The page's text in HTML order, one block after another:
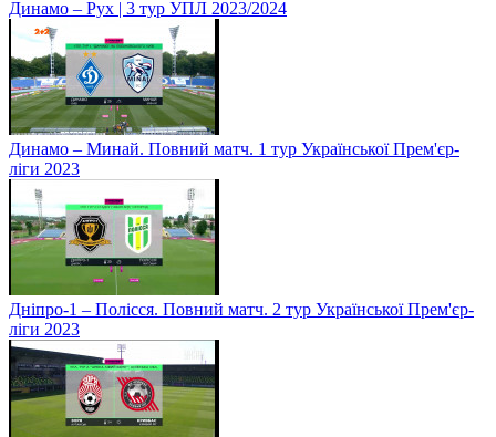
Динамо – Рух | 3 тур УПЛ 2023/2024
Динамо – Минай. Повний матч. 1 тур Української Прем'єр-
ліги 2023
Дніпро-1 – Полісся. Повний матч. 2 тур Української Прем'єр-
ліги 2023